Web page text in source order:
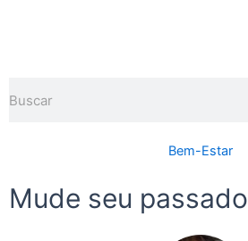
Bem-Estar
Mude seu passado